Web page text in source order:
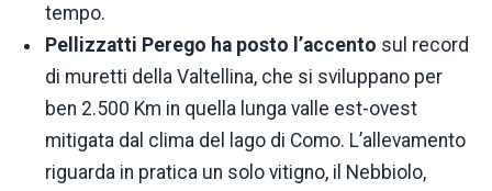
tempo.
Pellizzatti Perego ha posto l’accento sul record
di muretti della Valtellina, che si sviluppano per
ben 2.500 Km in quella lunga valle est-ovest
mitigata dal clima del lago di Como. L’allevamento
riguarda in pratica un solo vitigno, il Nebbiolo,